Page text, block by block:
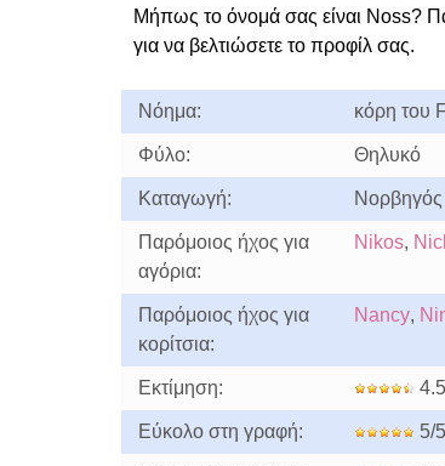
Μήπως το όνομά σας είναι Noss?
για να βελτιώσετε το προφίλ σας.
Νόημα: κόρη του
Φύλο: Θηλυκό
Καταγωγή: Νορβηγός
Παρόμοιος ήχος για
αγόρια:
Nikos,
Παρόμοιος ήχος για
κορίτσια:
Nancy,
Εκτίμηση:
Εύκολο στη γραφή: 5/